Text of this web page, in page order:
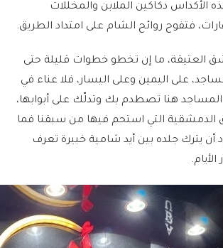
الأكداس دكاكين الملابن والمخللات
فتفوح روائح الشام على امتداد الطريق.
العتيقة، ما إن تخطو خطوات قليلة حتى
على اليمين وعلى اليسار، فلا عناء في
هنا تصطدم بك وتدلّك على أبوابها،
الدمشقية التي استحم فيها من سبقنا فما
أن يترك جلده بين أيد شامية خبيرة تعرف